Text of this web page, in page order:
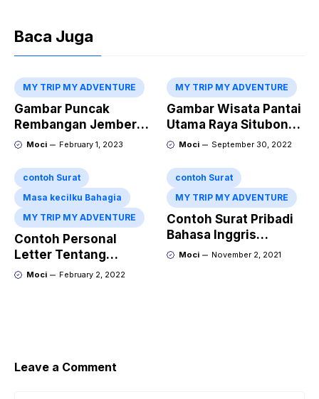
Baca Juga
MY TRIP MY ADVENTURE
Gambar Puncak
Rembangan Jember
Terbaru
Moci February 1, 2023
MY TRIP MY ADVENTURE
Gambar Wisata Pantai
Utama Raya Situbondo
Perbatasan
Moci September 30, 2022
contoh Surat
Masa kecilku Bahagia
MY TRIP MY ADVENTURE
Contoh Personal
Letter Tentang
Liburan Ke Jogja
Moci February 2, 2022
contoh Surat
MY TRIP MY ADVENTURE
Contoh Surat Pribadi
Bahasa Inggris
Tentang Liburan Ke
Moci November 2, 2021
Leave a Comment